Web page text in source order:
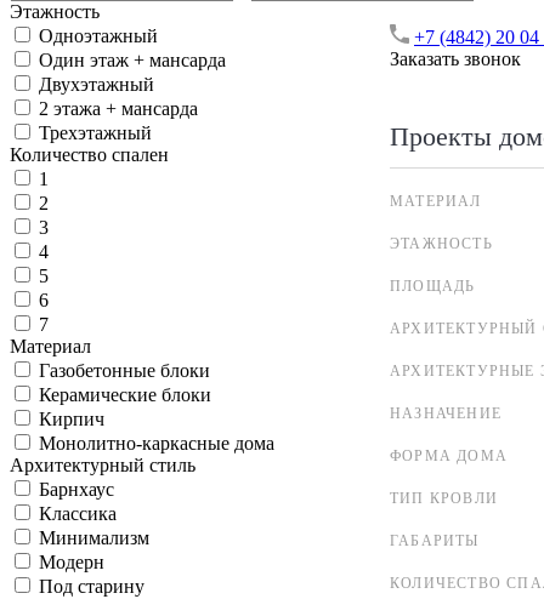
+7 (4842) 20 04
Заказать звонок
Проекты
МАТЕРИАЛ
ЭТАЖНОСТЬ
ПЛОЩАДЬ
АРХИТЕКТУРНЫЙ
АРХИТЕКТУРНЫЕ
НАЗНАЧЕНИЕ
ФОРМА ДОМА
ТИП КРОВЛИ
ГАБАРИТЫ
КОЛИЧЕСТВО
Этажность
Одноэтажный
Один этаж + мансарда
Двухэтажный
2 этажа + мансарда
Трехэтажный
Количество спален
1
2
3
4
5
6
7
Материал
Газобетонные блоки
Керамические блоки
Кирпич
Монолитно-каркасные дома
Архитектурный стиль
Барнхаус
Классика
Минимализм
Модерн
Под старину